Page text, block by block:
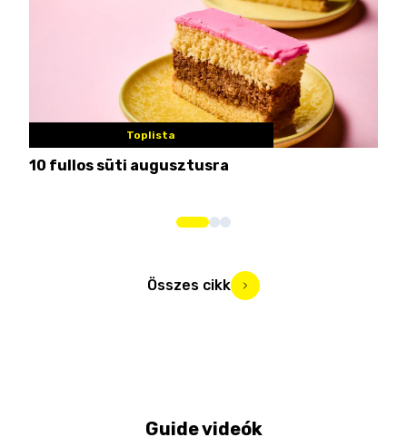
Toplista
10 fullos süti augusztusra
Összes cikk
Guide videók